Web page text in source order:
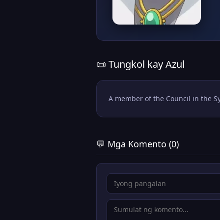
📜 Tungkol kay Azul
A member of the Council in the
💬 Mga Komento (0)